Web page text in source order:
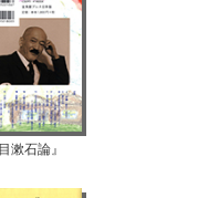
漱石論』